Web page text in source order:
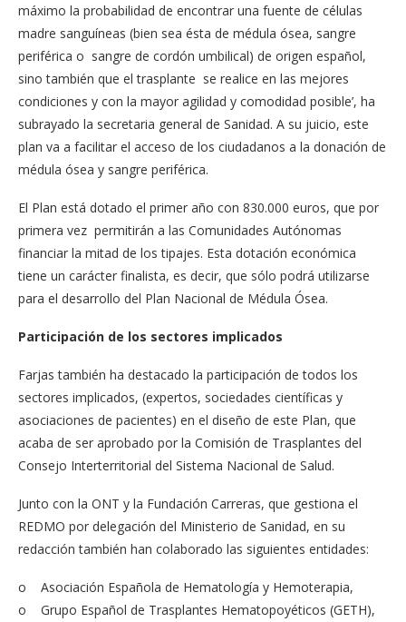
máximo la probabilidad de encontrar una fuente de células
madre sanguíneas (bien sea ésta de médula ósea, sangre
periférica o sangre de cordón umbilical) de origen español,
sino también que el trasplante se realice en las mejores
condiciones y con la mayor agilidad y comodidad posible’, ha
subrayado la secretaria general de Sanidad. A su juicio, este
plan va a facilitar el acceso de los ciudadanos a la donación de
médula ósea y sangre periférica.
El Plan está dotado el primer año con 830.000 euros, que por
primera vez permitirán a las Comunidades Autónomas
financiar la mitad de los tipajes. Esta dotación económica
tiene un carácter finalista, es decir, que sólo podrá utilizarse
para el desarrollo del Plan Nacional de Médula Ósea.
Participación de los sectores implicados
Farjas también ha destacado la participación de todos los
sectores implicados, (expertos, sociedades científicas y
asociaciones de pacientes) en el diseño de este Plan, que
acaba de ser aprobado por la Comisión de Trasplantes del
Consejo Interterritorial del Sistema Nacional de Salud.
Junto con la ONT y la Fundación Carreras, que gestiona el
REDMO por delegación del Ministerio de Sanidad, en su
redacción también han colaborado las siguientes entidades:
o Asociación Española de Hematología y Hemoterapia,
o Grupo Español de Trasplantes Hematopoyéticos (GETH),